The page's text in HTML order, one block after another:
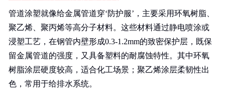
管道涂塑就像给金属管道穿‘防护服’，主要采用环氧树脂、
聚乙烯、聚丙烯等高分子材料。这些材料通过静电喷涂或
浸塑工艺，在钢管内壁形成0.3-1.2mm的致密保护层，既保
留金属管道的强度，又具备塑料的耐腐蚀特性。其中环氧
树脂涂层硬度较高，适合化工场景；聚乙烯涂层柔韧性出
色，常用于给排水系统。